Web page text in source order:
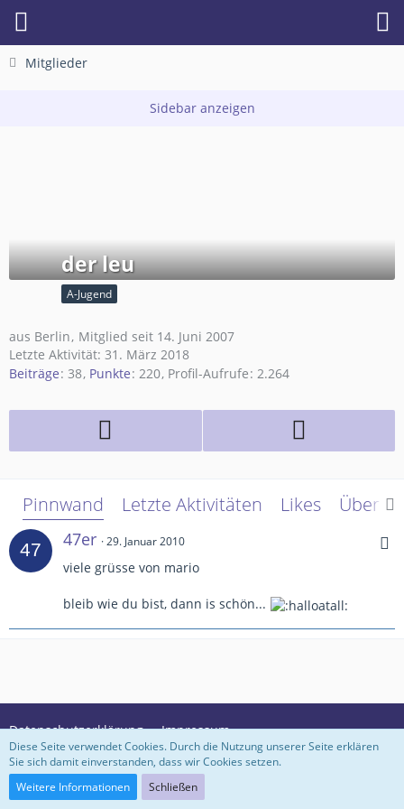
Mitglieder
der leu
A-Jugend
aus Berlin Mitglied seit 14. Juni 2007
Letzte Aktivität: 31. März 2018
Beiträge 38 Punkte 220 Profil-Aufrufe 2.264
Pinnwand Letzte Aktivitäten Likes Über
47er 29. Januar 2010
viele grüsse von mario
bleib wie du bist, dann is schön...
Datenschutzerklärung Impressum
Community-Software:
Diese Seite verwendet Cookies. Durch die Nutzung unserer Seite erklären
Sie sich damit einverstanden, dass wir Cookies setzen.
Weitere Informationen
Schließen